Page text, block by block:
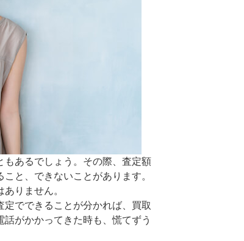
あるでしょう。その際、査定額
と、できないことがあります。
りません。
でできることが分かれば、買取
がかかってきた時も、慌てずう